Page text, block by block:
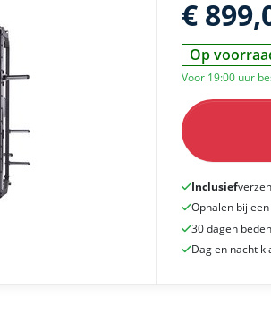
€
Op
Voor 19:00 uur
Inclusief
Ophalen bij
30 dagen
Dag en nacht